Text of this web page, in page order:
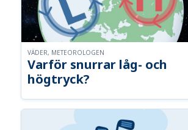
Varför snurrar låg- och
högtryck?
VÄDER, METEOROLOGEN